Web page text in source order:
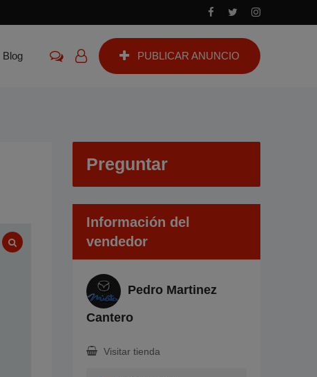
PUBLICAR ANUNCIO
Blog
Preguntar
Información del
vendedor
Pedro Martinez
Cantero
Visitar tienda